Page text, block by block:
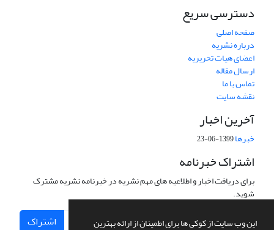
این وب سایت از کوکی ها برای اطمینان از ارائه بهترین
دسترسی سریع
صفحه اصلی
درباره نشریه
اعضای هیات تحریریه
ارسال مقاله
تماس با ما
نقشه سایت
آخرین اخبار
خبرها1399-06-23
اشتراک خبرنامه
برای دریافت اخبار و اطلاعیه های مهم نشریه در خبرنامه نشریه مشترک
شوید.
اشتراک